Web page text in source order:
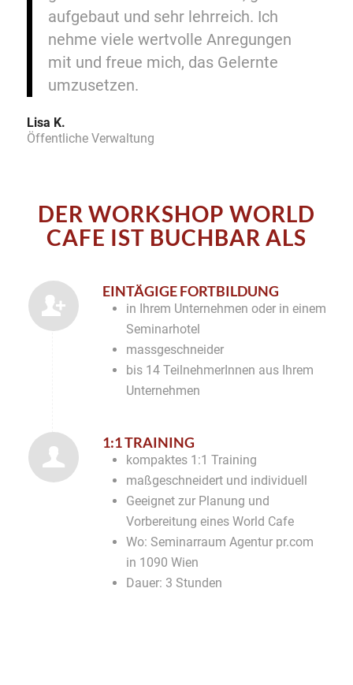
aufgebaut und sehr lehrreich. Ich
nehme viele wertvolle Anregungen
mit und freue mich, das Gelernte
umzusetzen.
Lisa K.
Öffentliche Verwaltung
DER WORKSHOP WORLD
CAFE IST BUCHBAR ALS
EINTÄGIGE FORTBILDUNG
in Ihrem Unternehmen oder in einem
Seminarhotel
massgeschneider
bis 14 TeilnehmerInnen aus Ihrem
Unternehmen
1:1 TRAINING
kompaktes 1:1 Training
maßgeschneidert und individuell
Geeignet zur Planung und
Vorbereitung eines World Cafe
Wo: Seminarraum Agentur pr.com
in 1090 Wien
Dauer: 3 Stunden